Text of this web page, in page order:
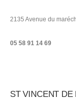
2135 Avenue du
05 58 91 14 69
ST VINCENT DE